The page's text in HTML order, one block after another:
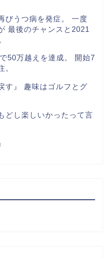
びうつ病を発症。 一度
最後のチャンスと2021
50万越えを達成。 開始7
。
す』 趣味はゴルフとグ
どし楽しいかったって言